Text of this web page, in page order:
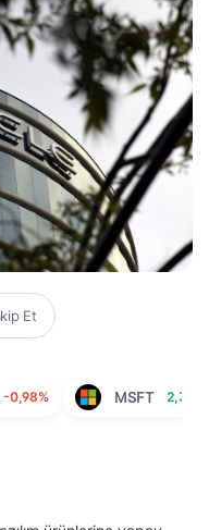
Et
-0,98% MSFT 2,36%